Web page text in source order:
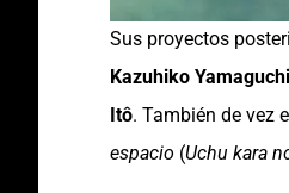
Sus proyectos
Kazuhiko Yamaguchi
Itô. También de vez
espacio (Uchu kara